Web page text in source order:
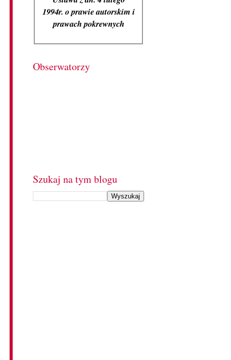
1994r. o prawie autorskim i
prawach pokrewnych
Obserwatorzy
Szukaj na tym blogu